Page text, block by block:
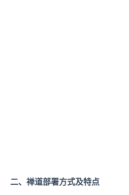
二、禅道部署方式及特点